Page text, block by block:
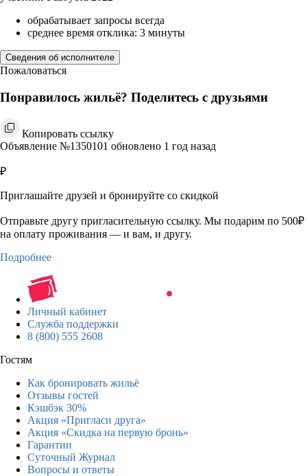
обрабатывает запросы всегда
среднее время отклика: 3 минуты
Сведения об исполнителе
Пожаловаться
Понравилось жильё? Поделитесь с друзьями
Копировать ссылку
Объявление №1350101 обновлено 1 год назад
₽
Приглашайте друзей и бронируйте со скидкой
Отправьте другу пригласительную ссылку. Мы подарим по 500₽
на оплату проживания — и вам, и другу.
Подробнее
Личный кабинет
Служба поддержки
8 (800) 555 2608
Гостям
Как бронировать жильё
Отзывы гостей
Кэшбэк 30%
Акция «Пригласи друга»
Акция «Скидка на первую бронь»
Гарантии
Суточный Журнал
Вопросы и ответы